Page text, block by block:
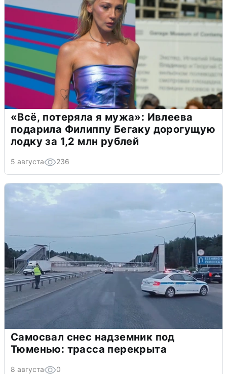
«Всё, потеряла я мужа»: Ивлеева
подарила Филиппу Бегаку дорогущую
лодку за 1,2 млн рублей
5 августа 236
Самосвал снес надземник под
Тюменью: трасса перекрыта
8 августа 0